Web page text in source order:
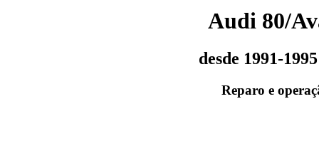
Audi 80/
desde 1991-
Reparo e